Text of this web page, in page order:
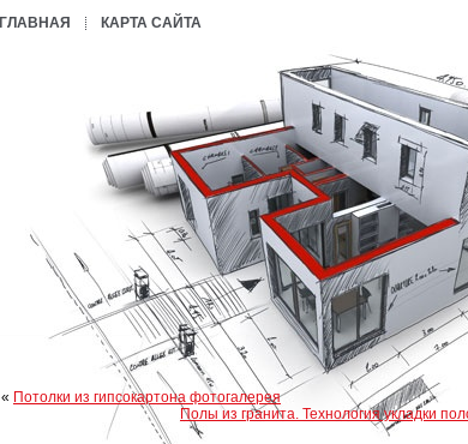
ГЛАВНАЯ КАРТА САЙТА
« Потолки из гипсокартона фотогалерея
Полы из гранита. Технология укладки